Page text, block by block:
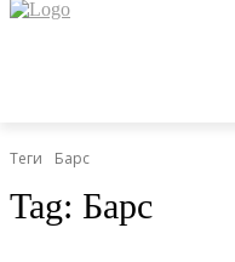
Теги Барс
Tag: Барс